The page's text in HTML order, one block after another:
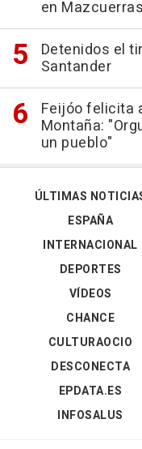
en Mazcuerras
Detenidos el
Santander
Feijóo felicita
Montaña:
un pueblo"
ÚLTIMAS
ESPAÑA
INTERNACIONAL
DEPORTES
VÍDEOS
CHANCE
CULTURAOCIO
DESCONECTA
EPDATA.ES
INFOSALUS